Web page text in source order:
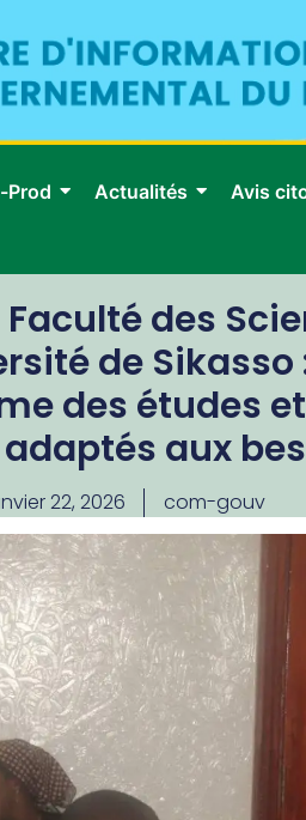
Prod Actualités Avis
des
de
des études
aux
22, 2026 com-gouv